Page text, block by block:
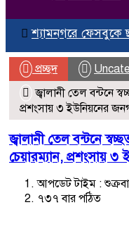
শ্যামনগরে ফেসবুকে ছড়ানো
প্রচ্ছদ
জ্বালানী তেল বন্টনে
প্রশংসায় ৩ ইউনিয়নের
জ্বালানী তেল বন্টনে
চেয়ারম্যান, প্রশংসায়
আপডেট টাইম :
৭৩৭ বার পঠিত